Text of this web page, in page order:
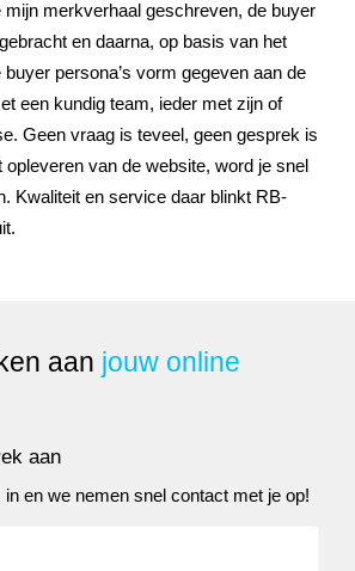
mijn merkverhaal geschreven, de buyer
en daarna, op basis van het
persona’s vorm gegeven aan de
een kundig team, ieder met zijn of
Geen vraag is teveel, geen gesprek is
opleveren van de website, word je snel
Kwaliteit en service daar blinkt RB-
aan jouw online
aan
en we nemen snel contact met je op!